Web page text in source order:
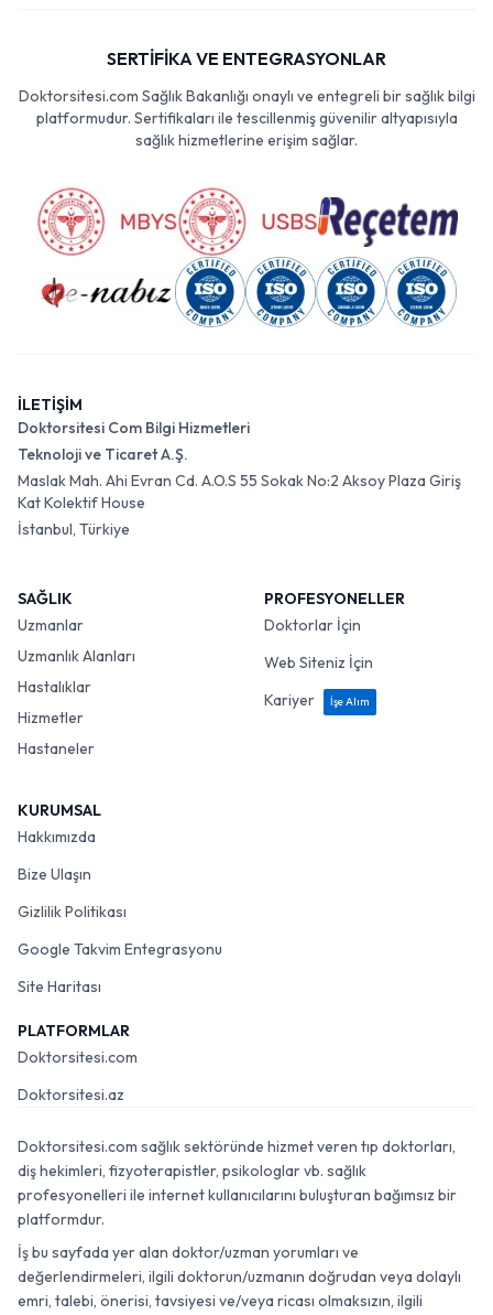
SERTİFİKA VE ENTEGRASYONLAR
Doktorsitesi.com Sağlık Bakanlığı onaylı ve entegreli bir sağlık bilgi
platformudur. Sertifikaları ile tescillenmiş güvenilir altyapısıyla
sağlık hizmetlerine erişim sağlar.
İLETİŞİM
Doktorsitesi Com Bilgi Hizmetleri
Teknoloji ve Ticaret A.Ş.
Maslak Mah. Ahi Evran Cd. A.O.S 55 Sokak No:2 Aksoy Plaza Giriş
Kat Kolektif House
İstanbul, Türkiye
SAĞLIK
Uzmanlar
Uzmanlık Alanları
Hastalıklar
Hizmetler
Hastaneler
PROFESYONELLER
Doktorlar İçin
Web Siteniz İçin
Kariyer
İşe Alım
KURUMSAL
Hakkımızda
Bize Ulaşın
Gizlilik Politikası
Google Takvim Entegrasyonu
Site Haritası
PLATFORMLAR
Doktorsitesi.com
Doktorsitesi.az
Doktorsitesi.com sağlık sektöründe hizmet veren tıp doktorları,
diş hekimleri, fizyoterapistler, psikologlar vb. sağlık
profesyonelleri ile internet kullanıcılarını buluşturan bağımsız bir
platformdur.
İş bu sayfada yer alan doktor/uzman yorumları ve
değerlendirmeleri, ilgili doktorun/uzmanın doğrudan veya dolaylı
emri, talebi, önerisi, tavsiyesi ve/veya ricası olmaksızın, ilgili